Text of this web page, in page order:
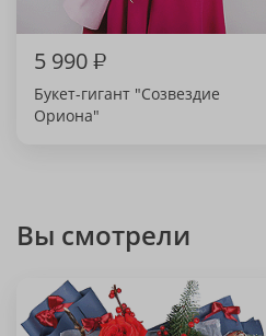
5 990₽
Букет-гигант "Созвездие
Ориона"
Вы смотрели